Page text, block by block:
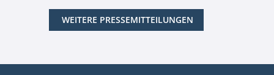
WEITERE PRESSEMITTEILUNGEN